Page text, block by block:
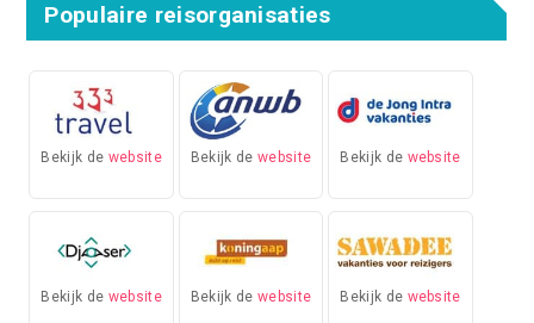
Populaire reisorganisaties
Bekijk de website Bekijk dewebsite Bekijk de website
Bekijk de website Bekijk dewebsite Bekijk de website